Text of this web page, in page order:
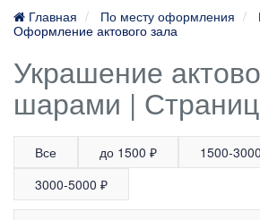
Главная По месту оформления
Оформление актового зала
Украшение
шарами |
Все до 1500 ₽
1500-
3000-5000 ₽